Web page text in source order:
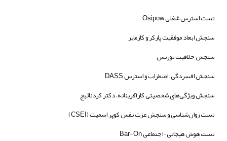
تست استرس شغلی Osipow
سنجش ابعاد موفقیت پارکر و کازمایر
سنجش خلاقیت تورنس
سنجش افسردگی، اضطراب و استرس DASS
سنجش ویژگی‌های شخصیتی کارآفرینانه، دکتر کردنائیج
تست روان‌شناسی و سنجش عزت نفس کوپر اسمیت (CSEI)
تست هوش هیجانی-اجتماعی Bar-On